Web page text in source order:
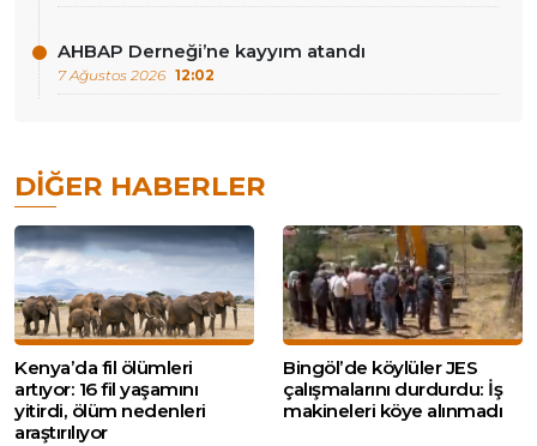
AHBAP Derneği’ne kayyım atandı
7 Ağustos 2026 12:02
DIĞER HABERLER
Kenya’da fil ölümleri
artıyor: 16 fil yaşamını
yitirdi, ölüm nedenleri
araştırılıyor
Bingöl’de köylüler JES
çalışmalarını durdurdu: İş
makineleri köye alınmadı